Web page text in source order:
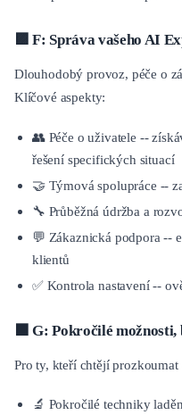
🟪 F: Správa vašeho AI
Dlouhodobý provoz, péče o
Klíčové aspekty:
👥 Péče o uživatele --
řešení specifických situací
🤝 Týmová spolupráce --
🔧 Průběžná údržba a
💬 Zákaznická podpora --
klientů
✅ Kontrola nastavení --
⬛ G: Pokročilé
Pro ty, kteří chtějí prozkoumat
🔬 Pokročilé techniky